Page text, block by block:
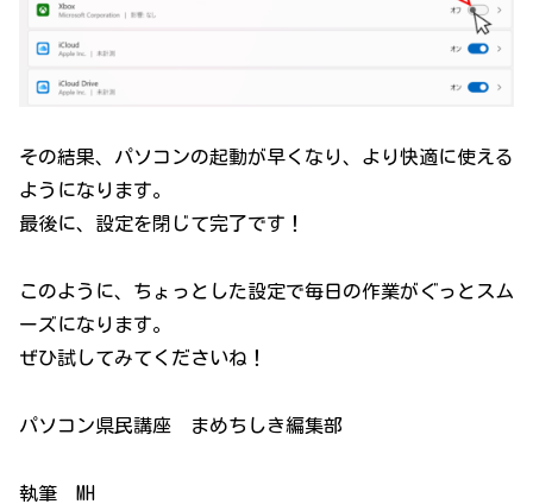
その結果、パソコンの起動が早くなり、より快適に使える
ようになります。
最後に、設定を閉じて完了です！
このように、ちょっとした設定で毎日の作業がぐっとスム
ーズになります。
ぜひ試してみてくださいね！
パソコン県民講座 まめちしき編集部
執筆 MH